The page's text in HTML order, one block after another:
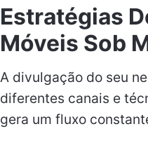
Estratégias
Móveis Sob
A divulgação do seu
diferentes canais e
gera um fluxo